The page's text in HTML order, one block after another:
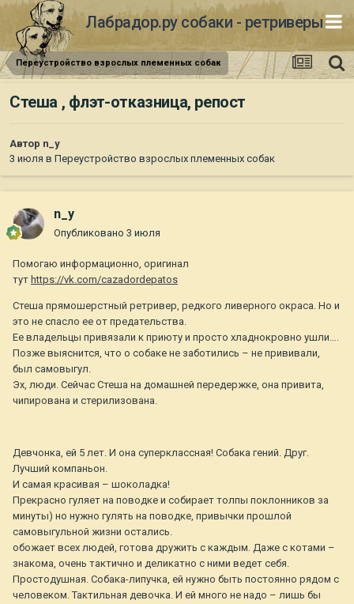
Лабрадор.ру собаки - ретриверы
Переустройство взрослых племенных собак
Стеша , флэт-отказница, репост
Автор n_y
3 июля в Переустройство взрослых племенных собак
n_y
Опубликовано 3 июля
Помогаю информационно, оригинал
тут https://vk.com/cazadordepatos
Стеша прямошерстный ретривер, редкого ливерного окраса. Но и
это не спасло ее от предательства.
Ее владельцы привязали к приюту и просто хладнокровно ушли….
Позже выяснится, что о собаке не заботились – не прививали,
был самовыгул.
Эх, люди. Сейчас Стеша на домашней передержке, она привита,
чипирована и стерилизована.
Девчонка, ей 5 лет. И она суперклассная! Собака гений. Друг.
Лучший компаньон.
И самая красивая – шоколадка!
Прекрасно гуляет на поводке и собирает толпы поклонников за
минуты) но нужно гулять на поводке, привычки прошлой
самовыгульной жизни остались.
обожает всех людей, готова дружить с каждым. Даже с котами –
знакома, очень тактично и деликатно с ними ведет себя.
Простодушная. Собака-липучка, ей нужно быть постоянно рядом с
человеком. Тактильная девочка. И ей много не надо – лишь бы